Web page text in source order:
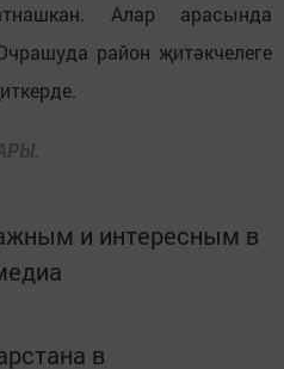
Алар арасында
район җитәкчелеге
и интересным в
в